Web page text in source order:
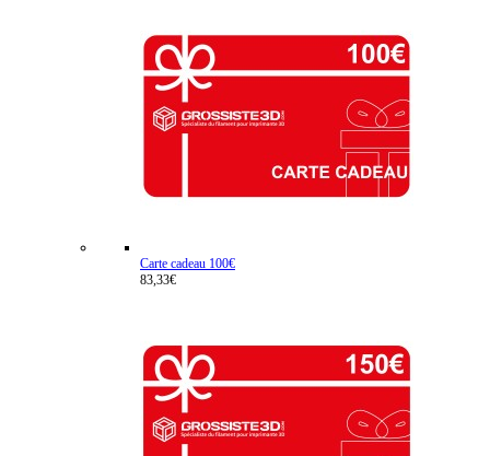
Carte cadeau 100€
83,33€